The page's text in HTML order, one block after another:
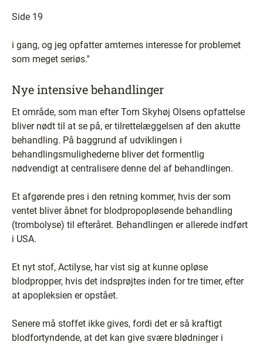
Side 19
i gang, og jeg opfatter amternes interesse for problemet
som meget seriøs.''
Nye intensive behandlinger
Et område, som man efter Tom Skyhøj Olsens opfattelse
bliver nødt til at se på, er tilrettelæggelsen af den akutte
behandling. På baggrund af udviklingen i
behandlingsmulighederne bliver det formentlig
nødvendigt at centralisere denne del af behandlingen.
Et afgørende pres i den retning kommer, hvis der som
ventet bliver åbnet for blodpropopløsende behandling
(trombolyse) til efteråret. Behandlingen er allerede indført
i USA.
Et nyt stof, Actilyse, har vist sig at kunne opløse
blodpropper, hvis det indsprøjtes inden for tre timer, efter
at apopleksien er opstået.
Senere må stoffet ikke gives, fordi det er så kraftigt
blodfortyndende, at det kan give svære blødninger i